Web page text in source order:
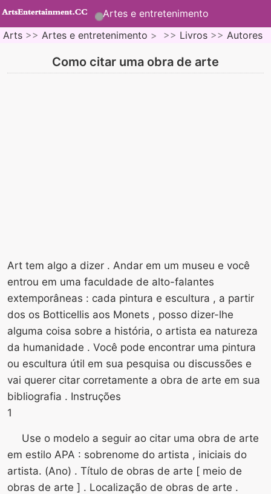
Artes e entretenimento
Arts >> Artes e entretenimento > >> Livros >> Autores
Como citar uma obra de arte
Art tem algo a dizer . Andar em um museu e você
entrou em uma faculdade de alto-falantes
extemporâneas : cada pintura e escultura , a partir
dos os Botticellis aos Monets , posso dizer-lhe
alguma coisa sobre a história, o artista ea natureza
da humanidade . Você pode encontrar uma pintura
ou escultura útil em sua pesquisa ou discussões e
vai querer citar corretamente a obra de arte em sua
bibliografia . Instruções
1
Use o modelo a seguir ao citar uma obra de arte
em estilo APA : sobrenome do artista , iniciais do
artista. (Ano) . Título de obras de arte [ meio de
obras de arte ] . Localização de obras de arte .